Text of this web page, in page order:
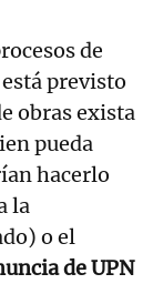
de
previsto
obras exista
pueda
hacerlo
la
o el
de UPN